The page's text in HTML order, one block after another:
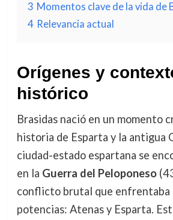
3 Momentos clave de la vida de
4 Relevancia actual
Orígenes y
histórico
Brasidas nació en un momento
historia de Esparta y la antigua
ciudad-estado espartana se
en la Guerra del Peloponeso
conflicto brutal que enfrentaba
potencias: Atenas y Esparta.